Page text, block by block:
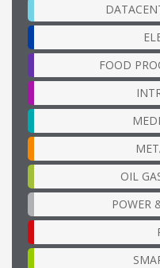
FOOD
OIL
POWER